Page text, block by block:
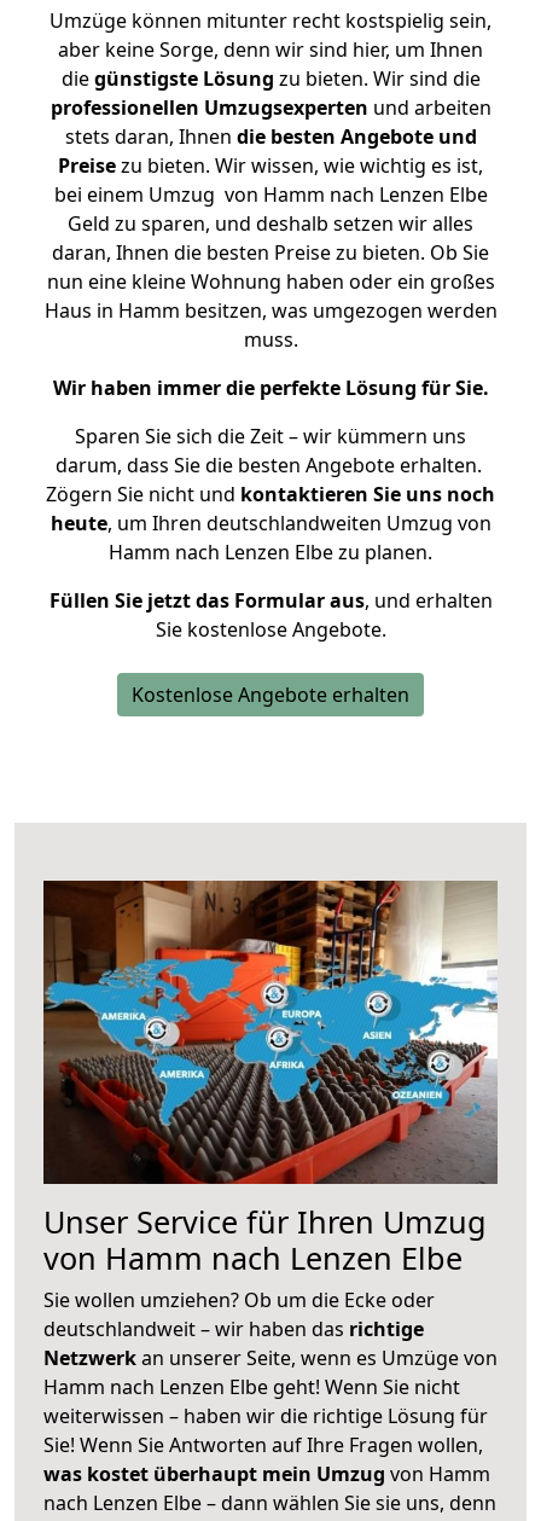
Umzüge können mitunter recht kostspielig sein,
aber keine Sorge, denn wir sind hier, um Ihnen
diegünstigste Lösung zu bieten. Wir sind die
professionellen Umzugsexperten und arbeiten
stets daran, Ihnen die besten Angebote und
Preisezu bieten. Wir wissen, wie wichtig es ist,
bei einem Umzug von Hamm nach Lenzen Elbe
Geld zu sparen, und deshalb setzen wir alles
daran, Ihnen die besten Preise zu bieten. Ob Sie
nun eine kleine Wohnung haben oder ein großes
Haus in Hamm besitzen, was umgezogen werden
muss.
Wir haben immer die perfekte Lösung für Sie.
Sparen Sie sich die Zeit – wir kümmern uns
darum, dass Sie die besten Angebote erhalten.
Zögern Sie nicht und kontaktieren Sie uns noch
heute, um Ihren deutschlandweiten Umzug von
Hamm nach Lenzen Elbe zu planen.
Füllen Sie jetzt das Formular aus, und erhalten
Sie kostenlose Angebote.
Kostenlose Angebote erhalten
Unser Service für Ihren Umzug
von Hamm nach Lenzen Elbe
Sie wollen umziehen? Ob um die Ecke oder
deutschlandweit – wir haben das richtige
Netzwerkan unserer Seite, wenn es Umzüge von
Hamm nach Lenzen Elbe geht! Wenn Sie nicht
weiterwissen – haben wir die richtige Lösung für
Sie! Wenn Sie Antworten auf Ihre Fragen wollen,
was kostet überhaupt mein Umzug von Hamm
nach Lenzen Elbe – dann wählen Sie sie uns, denn